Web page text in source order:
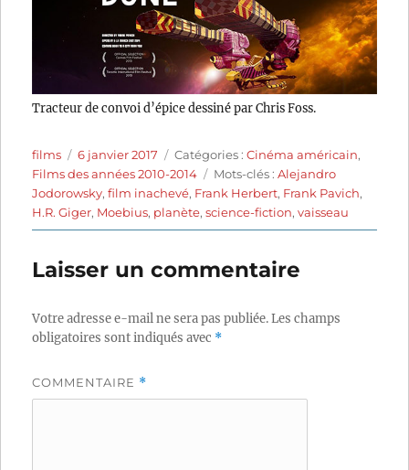
Tracteur de convoi d’épice dessiné par Chris Foss.
Auteur
films
Publié
le
6 janvier 2017 Catégories
Catégories :Cinéma américain,
Films des années 2010-2014
Étiquettes
Mots-clés :Alejandro
Jodorowsky,film inachevé, Frank Herbert, Frank Pavich,
H.R. Giger, Moebius, planète,science-fiction,vaisseau
Laisser un commentaire
Votre adresse e-mail ne sera pas publiée.Les champs
obligatoires sont indiqués avec *
COMMENTAIRE *